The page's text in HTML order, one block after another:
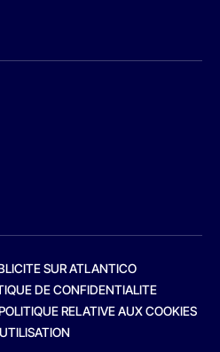
SUR ATLANTICO
DE CONFIDENTIALITE
RELATIVE AUX COOKIES